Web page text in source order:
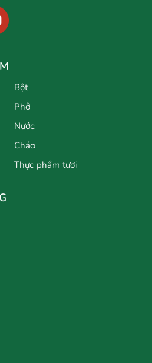
Bột
Phở
Nước
Cháo
Thực phẩm tươi